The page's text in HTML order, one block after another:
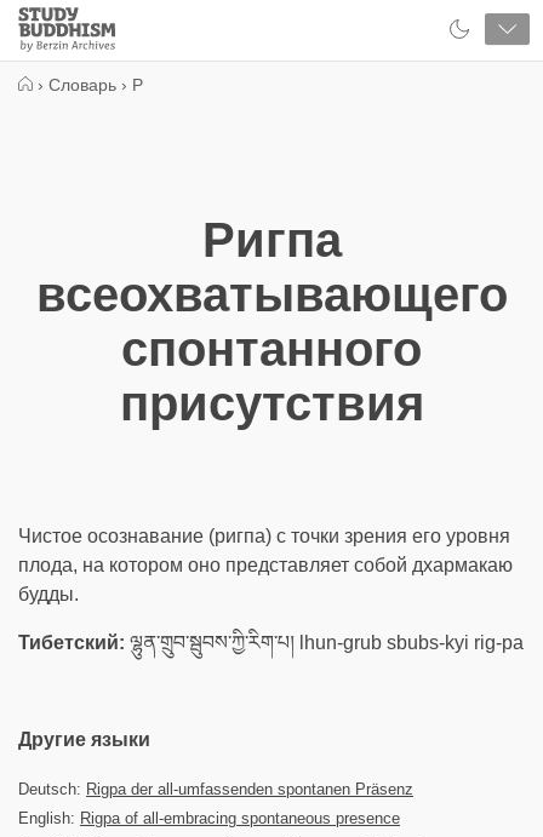
Close
Study
Buddhism
› Словарь › Р
Ригпа
всеохватывающего
спонтанного
присутствия
Чистое осознавание (ригпа) с точки зрения его уровня
плода, на котором оно представляет собой дхармакаю
будды.
Тибетский: ལྷུན་གྲུབ་སྦུབས་ཀྱི་རིག་པ། lhun-grub sbubs-kyi rig-pa
Другие языки
Deutsch: Rigpa der all-umfassenden spontanen Präsenz
English: Rigpa of all-embracing spontaneous presence